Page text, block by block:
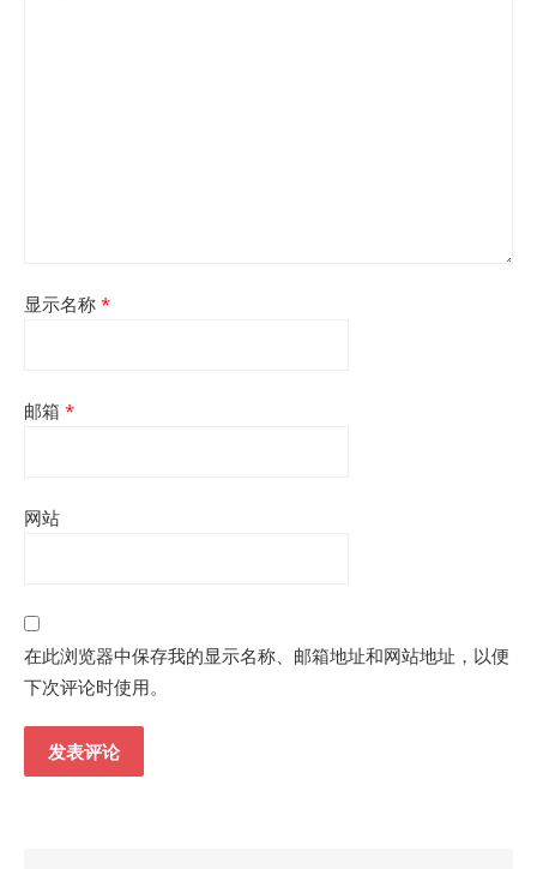
显示名称 *
邮箱 *
网站
在此浏览器中保存我的显示名称、邮箱地址和网站地址，以便
下次评论时使用。